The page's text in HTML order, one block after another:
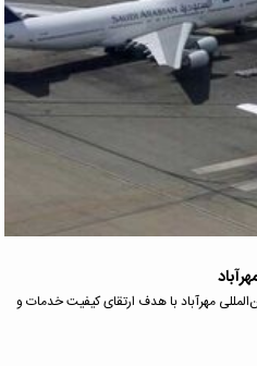
ترمینال ۴ فرودگاه بین‌المللی مهرآباد با هدف ارتقای کیفیت خدمات و